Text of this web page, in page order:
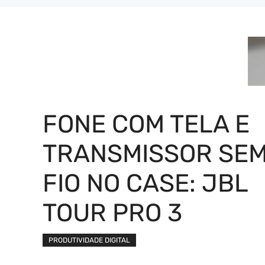
FONE COM TELA E
TRANSMISSOR
FIO NO CASE: JBL
TOUR PRO 3
PRODUTIVIDADE DIGITAL